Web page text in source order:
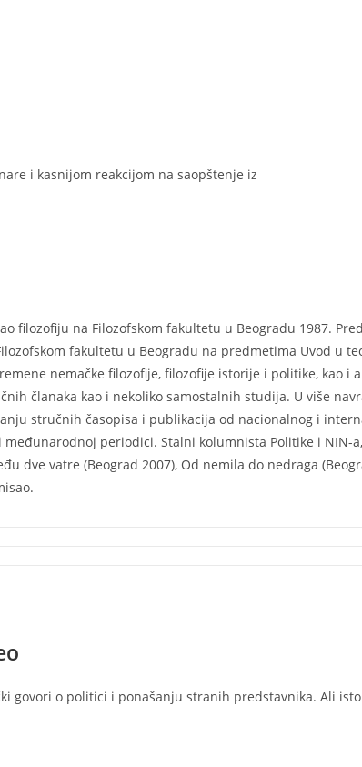
i kasnijom reakcijom na saopštenje iz
filozofiju na Filozofskom fakultetu u Beogradu 1987.
fakultetu u Beogradu na predmetima Uvod u
nemačke filozofije, filozofije istorije i politike, kao i
članaka kao i nekoliko samostalnih studija. U više
stručnih časopisa i publikacija od nacionalnog i
periodici. Stalni kolumnista Politike i NIN-
dve vatre (Beograd 2007), Od nemila do nedraga
govori o politici i ponašanju stranih predstavnika. Ali